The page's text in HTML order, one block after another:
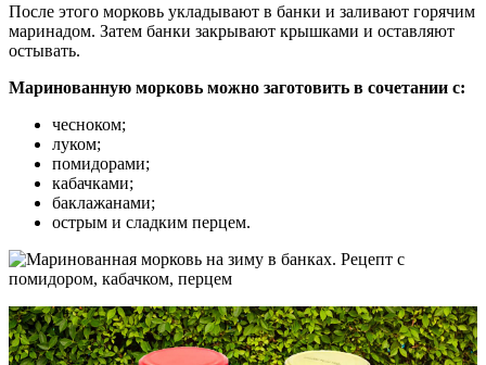
После этого морковь укладывают в банки и заливают горячим
маринадом. Затем банки закрывают крышками и оставляют
остывать.
Маринованную морковь можно заготовить в сочетании с:
чесноком;
луком;
помидорами;
кабачками;
баклажанами;
острым и сладким перцем.